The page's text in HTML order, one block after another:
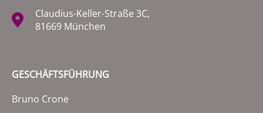
Claudius-Keller-Straße 3C,
81669 München
GESCHÄFTSFÜHRUNG
Bruno Crone